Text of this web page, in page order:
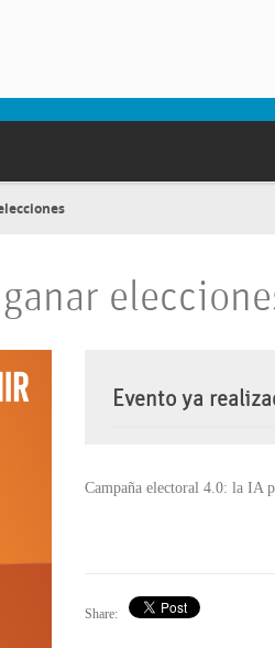
Evento ya
Campaña electoral 4.0: la IA
Share: